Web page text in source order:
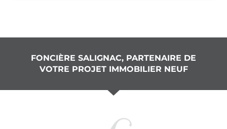
FONCIÈRE SALIGNAC, PARTENAIRE DE
VOTRE PROJET IMMOBILIER NEUF